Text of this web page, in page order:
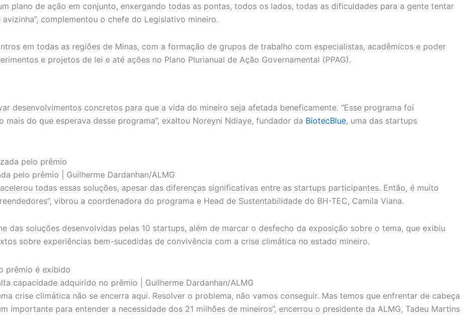
plano de ação em conjunto, enxergando todas as pontas, todos os lados, todas as dificuldades para a gente tentar
complementou o chefe do Legislativo mineiro.
em todas as regiões de Minas, com a formação de grupos de trabalho com especialistas, acadêmicos e poder
e projetos de lei e até ações no Plano Plurianual de Ação Governamental (PPAG).
desenvolvimentos concretos para que a vida do mineiro seja afetada beneficamente. “Esse programa foi
do que esperava desse programa”, exaltou Noreyni Ndiaye, fundador da BiotecBlue, uma das startups
pelo prêmio | Guilherme Dardanhan/ALMG
todas essas soluções, apesar das diferenças significativas entre as startups participantes. Então, é muito
vibrou a coordenadora do programa e Head de Sustentabilidade do BH-TEC, Camila Viana.
das soluções desenvolvidas pelas 10 startups, além de marcar o desfecho da exposição sobre o tema, que exibiu
sobre experiências bem-sucedidas de convivência com a crise climática no estado mineiro.
capacidade adquirido no prêmio | Guilherme Dardanhan/ALMG
crise climática não se encerra aqui. Resolver o problema, não vamos conseguir. Mas temos que enfrentar de cabeça
importante para entender a necessidade dos 21 milhões de mineiros”, encerrou o presidente da ALMG, Tadeu Martins